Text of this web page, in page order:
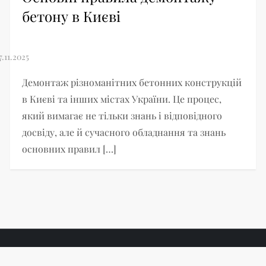
бетону в Києві
Демонтаж різноманітних бетонних конструкцій
в Києві та інших містах України. Це процес,
який вимагає не тільки знань і відповідного
досвіду, але й сучасного обладнання та знань
основних правил […]